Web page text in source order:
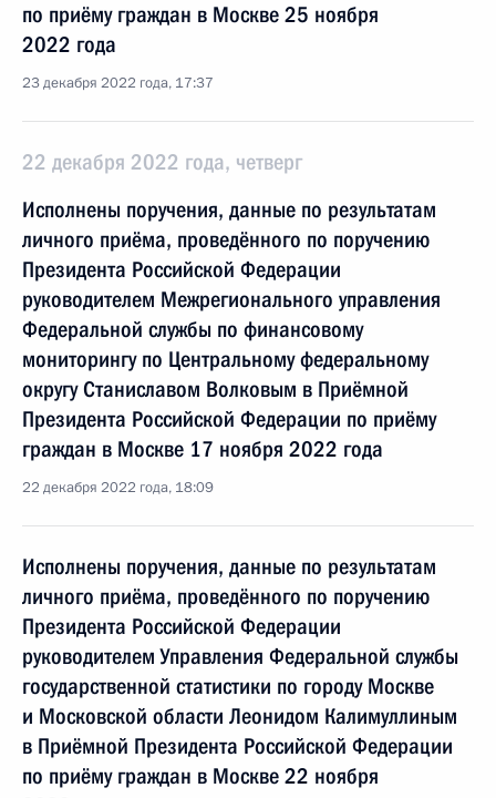
по приёму граждан в Москве 25 ноября
2022 года
23 декабря 2022 года, 17:37
22 декабря 2022 года, четверг
Исполнены поручения, данные по результатам
личного приёма, проведённого по поручению
Президента Российской Федерации
руководителем Межрегионального управления
Федеральной службы по финансовому
мониторингу по Центральному федеральному
округу Станиславом Волковым в Приёмной
Президента Российской Федерации по приёму
граждан в Москве 17 ноября 2022 года
22 декабря 2022 года, 18:09
Исполнены поручения, данные по результатам
личного приёма, проведённого по поручению
Президента Российской Федерации
руководителем Управления Федеральной службы
государственной статистики по городу Москве
и Московской области Леонидом Калимуллиным
в Приёмной Президента Российской Федерации
по приёму граждан в Москве 22 ноября